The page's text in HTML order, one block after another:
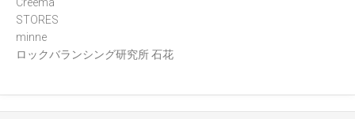
STORES
minne
ロックバランシング研究所 石花